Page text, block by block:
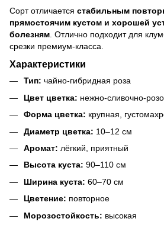
Сорт отличается стабильным
прямостоячим кустом и хорошей
болезням . Отлично подходит для
срезки премиум-класса.
Характеристики
Тип: чайно-гибридная роза
Цвет цветка: нежно-сливочно-
Форма цветка: крупная,
Диаметр цветка: 10–12 см
Аромат: лёгкий, приятный
Высота куста: 90–110 см
Ширина куста: 60–70 см
Цветение: повторное
Морозостойкость: высокая